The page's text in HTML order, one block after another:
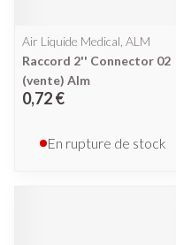
Air Liquide Medical, ALM
Raccord 2'' Connector 02
(vente) Alm
0,72 €
En rupture de stock